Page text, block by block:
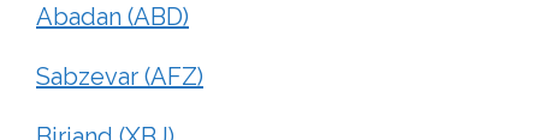
Abadan (ABD)
Sabzevar (AFZ)